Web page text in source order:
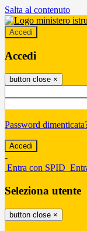
Salta al contenuto
Accedi
Accedi
button close ×
Password
-
Entra con SPID
Seleziona utente
button close ×